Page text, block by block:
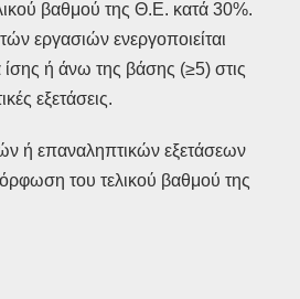
βαθμού της Θ.Ε. κατά 30%.
εργασιών ενεργοποιείται
ή άνω της βάσης (≥5) στις
εξετάσεις.
ή επαναληπτικών εξετάσεων
του τελικού βαθμού της